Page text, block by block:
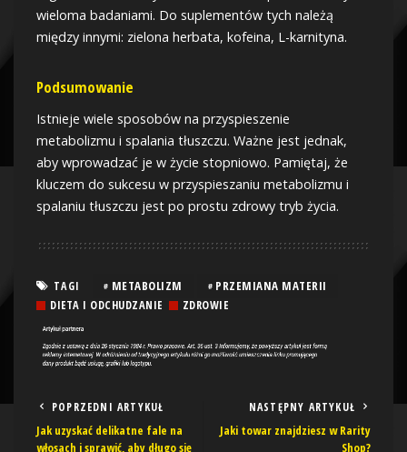
wieloma badaniami. Do suplementów tych należą
między innymi: zielona herbata, kofeina, L-karnityna.
Podsumowanie
Istnieje wiele sposobów na przyspieszenie
metabolizmu i spalania tłuszczu. Ważne jest jednak,
aby wprowadzać je w życie stopniowo. Pamiętaj, że
kluczem do sukcesu w przyspieszaniu metabolizmu i
spalaniu tłuszczu jest po prostu zdrowy tryb życia.
TAGI METABOLIZM PRZEMIANA MATERII
DIETA I ODCHUDZANIE ZDROWIE
POPRZEDNI ARTYKUŁ
Jak uzyskać delikatne fale na
włosach i sprawić, aby długo się
NASTĘPNY ARTYKUŁ
Jaki towar znajdziesz w Rarity
Shop?